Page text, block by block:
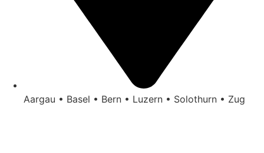
Aargau • Basel • Bern • Luzern • Solothurn • Zug